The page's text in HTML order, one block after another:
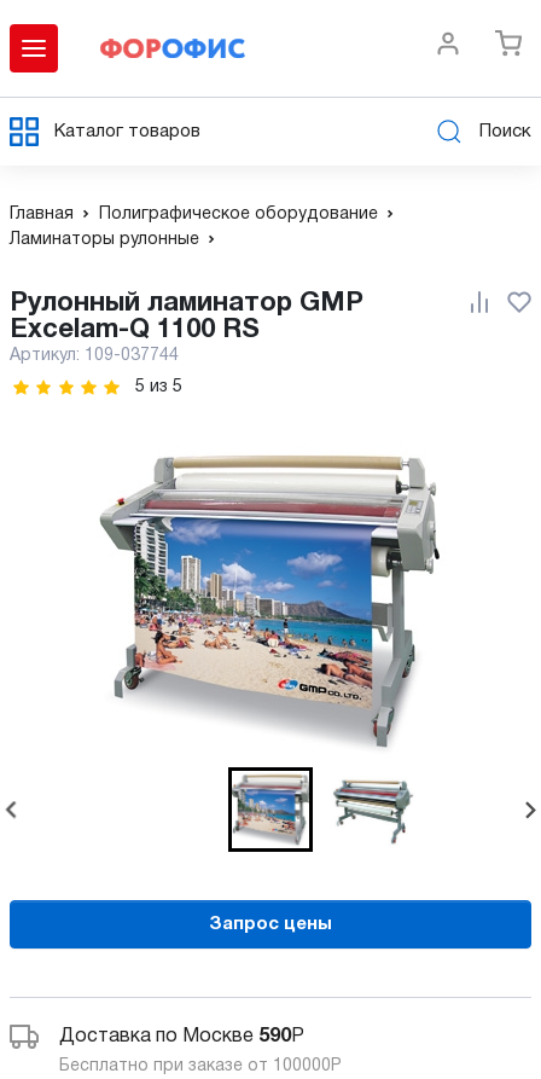
Каталог товаров Поиск
Главная
Полиграфическое оборудование
Ламинаторы рулонные
Рулонный ламинатор GMP
Excelam-Q 1100 RS
Артикул: 109-037744
5 из 5
Запрос цены
Доставка по Москве 590Р
Бесплатно при заказе от 100000 Р